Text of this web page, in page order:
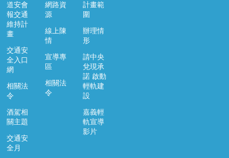
覽
嘉
義
市
政
府
交
通
處
FB
資
訊
道安會
報交通
維持計
畫
交通安
全入口
網
相關法
令
酒駕相
關主題
交通安
全月
網路資
源
線上陳
情
宣導專
區
相關法
令
計畫範
圍
辦理情
形
請中央
兌現承
諾 啟動
輕軌建
設
嘉義輕
軌宣導
影片